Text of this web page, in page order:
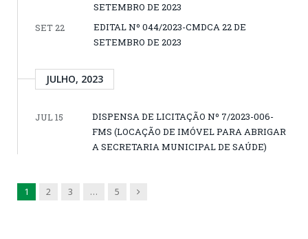
SETEMBRO DE 2023
SET 22
EDITAL Nº 044/2023-CMDCA 22 DE
SETEMBRO DE 2023
JULHO, 2023
JUL 15
DISPENSA DE LICITAÇÃO Nº 7/2023-006-
FMS (LOCAÇÃO DE IMÓVEL PARA ABRIGAR
A SECRETARIA MUNICIPAL DE SAÚDE)
1 2 3 … 5 Next